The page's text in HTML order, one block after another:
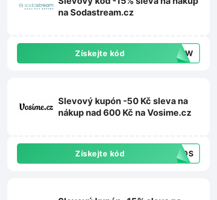
na Sodastream.cz
Získejte kód 0DYW
Slevový kupón -50 Kč sleva na
nákup nad 600 Kč na Vosime.cz
Získejte kód 50S